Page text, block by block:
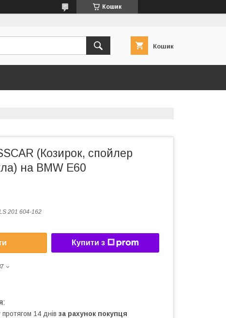
Кошик
Кошик
(Козирок, спойлер
на BMW E60
201 604-162
Купити з
14 днів за рахунок покупця